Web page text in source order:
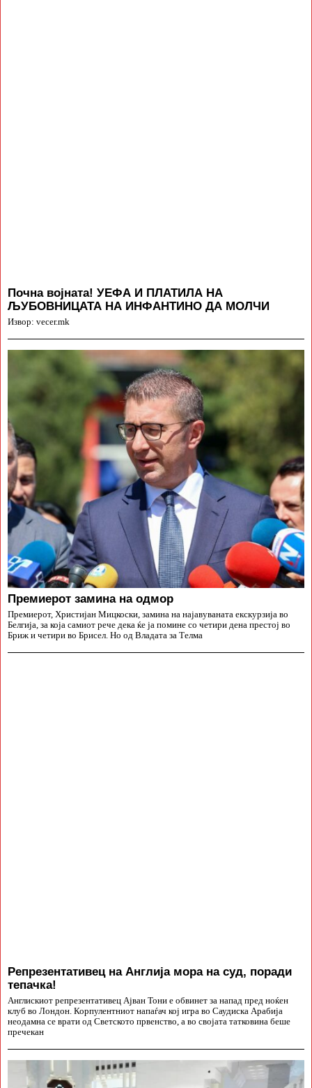
Почна војната! УЕФА И ПЛАТИЛА НА
ЉУБОВНИЦАТА НА ИНФАНТИНО ДА МОЛЧИ
Извор: vecer.mk
Премиерот замина на одмор
Премиерот, Христијан Мицкоски, замина на најавуваната екскурзија во
Белгија, за која самиот рече дека ќе ја помине со четири дена престој во
Бриж и четири во Брисел. Но од Владата за Телма
Репрезентативец на Англија мора на суд, поради
тепачка!
Англискиот репрезентативец Ајван Тони е обвинет за напад пред ноќен
клуб во Лондон. Корпулентниот напаѓач кој игра во Саудиска Арабија
неодамна се врати од Светското првенство, а во својата татковина беше
пречекан